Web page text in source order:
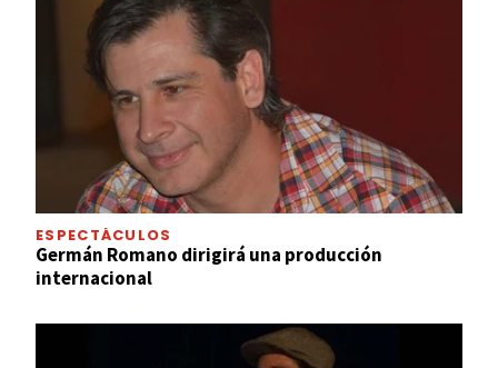
ESPECTÁCULOS
Germán Romano dirigirá una producción
internacional